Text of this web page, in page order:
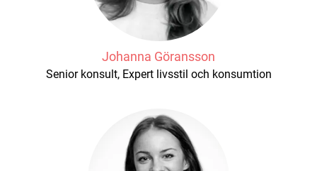
Johanna Göransson
Senior konsult, Expert livsstil och konsumtion